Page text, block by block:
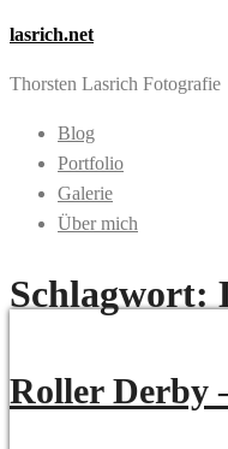
lasrich.net
Thorsten Lasrich Fotografie
Blog
Portfolio
Galerie
Über mich
Schlagwort:
Roller Derby